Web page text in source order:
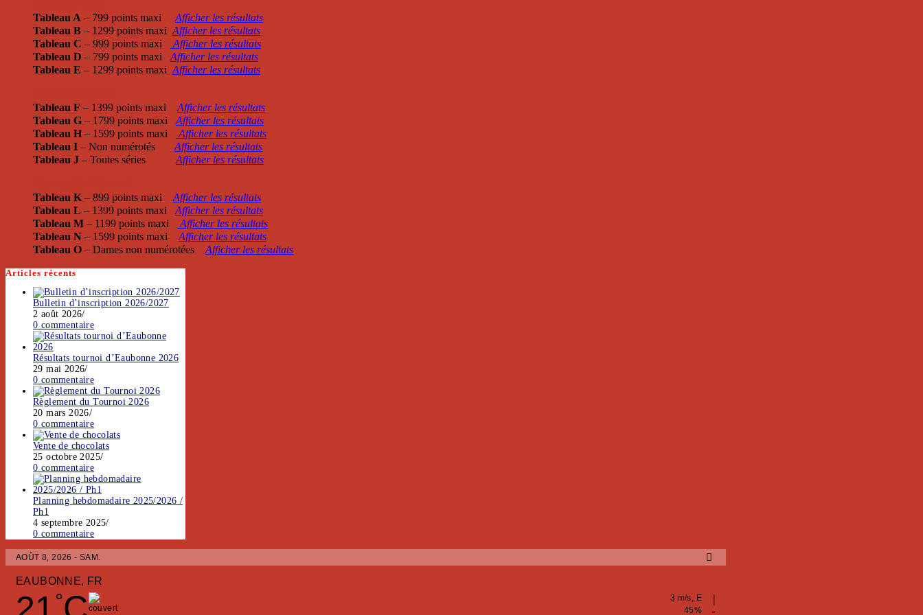
Tableau A – 799 points maxi Afficher les résultats
Tableau B – 1299 points maxi Afficher les résultats
Tableau C – 999 points maxi
Afficher les résultats
Tableau D – 799 points maxi
Afficher les résultats
Tableau E – 1299 points maxi Afficher les résultats
Tableau F – 1399 points maxi Afficher les résultats
Tableau G – 1799 points maxi
Afficher les résultats
Tableau H – 1599 points maxi
Afficher les résultats
Tableau I – Non numérotés
Afficher les résultats
Tableau J – Toutes séries Afficher les résultats
Tableau K – 899 points maxi Afficher les résultats
Tableau L – 1399 points maxi
Afficher les résultats
Tableau M – 1199 points maxi
Afficher les résultats
Tableau N – 1599 points maxi
Afficher les résultats
Tableau O – Dames non numérotées Afficher les résultats
Articles récents
Bulletin d’inscription 2026/2027
2 août 2026/
0 commentaire
Résultats tournoi d’Eaubonne 2026
29 mai 2026/
0 commentaire
Règlement du Tournoi 2026
20 mars 2026/
0 commentaire
Vente de chocolats
25 octobre 2025/
0 commentaire
Planning hebdomadaire 2025/2026 /
Ph1
4 septembre 2025/
0 commentaire
AOÛT 8, 2026 - SAM.
EAUBONNE, FR
°
3 m/s, E
45%